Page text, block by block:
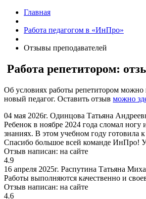
Главная
Работа педагогом в «ИнПро»
Отзывы преподавателей
Работа репетитором:
Об условиях работы репетитором можно
новый педагог. Оставить отзыв можно
04 мая 2026г. Одинцова Татьяна
Ребенок в ноябре 2024 года сломал
знаниях. В этом учебном году готовила
Спасибо большое всей команде ИнПро!
Отзыв написан: на сайте
4.9
16 апреля 2025г. Распутина Татьяна
Работы выполняются качественно и
Отзыв написан: на сайте
4.6